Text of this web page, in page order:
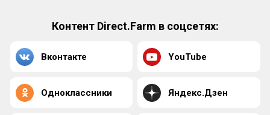
Контент Direct.Farm в соцсетях:
Вконтакте YouTube
Одноклассники Яндекс.Дзен